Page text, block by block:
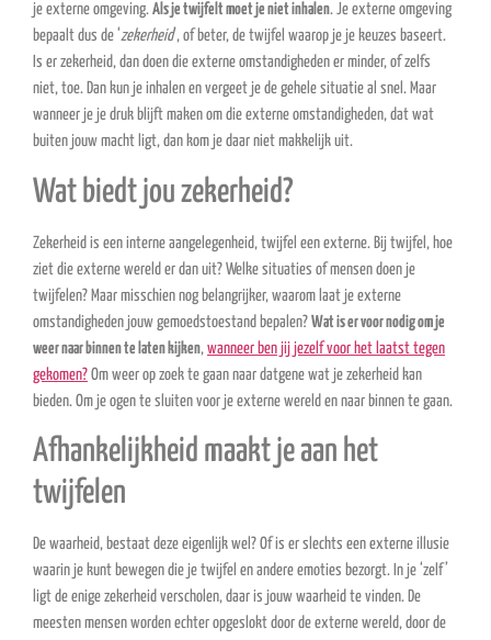
je externe omgeving. Als je twijfelt moet je niet inhalen. Je externe omgeving
bepaalt dus de ‘zekerheid’, of beter, de twijfel waarop je je keuzes baseert.
Is er zekerheid, dan doen die externe omstandigheden er minder, of zelfs
niet, toe. Dan kun je inhalen en vergeet je de gehele situatie al snel. Maar
wanneer je je druk blijft maken om die externe omstandigheden, dat wat
buiten jouw macht ligt, dan kom je daar niet makkelijk uit.
Wat biedt jou zekerheid?
Zekerheid is een interne aangelegenheid, twijfel een externe. Bij twijfel, hoe
ziet die externe wereld er dan uit? Welke situaties of mensen doen je
twijfelen? Maar misschien nog belangrijker, waarom laat je externe
omstandigheden jouw gemoedstoestand bepalen? Wat is er voor nodig om je
weer naar binnen te laten kijken, wanneer ben jij jezelf voor het laatst tegen
gekomen? Om weer op zoek te gaan naar datgene wat je zekerheid kan
bieden. Om je ogen te sluiten voor je externe wereld en naar binnen te gaan.
Afhankelijkheid maakt je aan het
twijfelen
De waarheid, bestaat deze eigenlijk wel? Of is er slechts een externe illusie
waarin je kunt bewegen die je twijfel en andere emoties bezorgt. In je ‘zelf’
ligt de enige zekerheid verscholen, daar is jouw waarheid te vinden. De
meesten mensen worden echter opgeslokt door de externe wereld, door de